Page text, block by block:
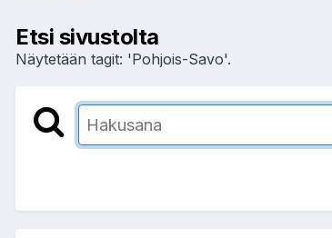
Etsi sivustolta
Näytetään tagit: 'Pohjois-Savo'.